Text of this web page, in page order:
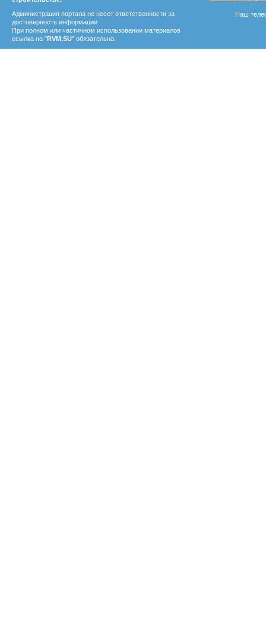
Администрация портала не несет ответственности за
достоверность информации.
При полном или частичном использовании материалов
ссылка на "RVM.SU" обязательна.
Наш